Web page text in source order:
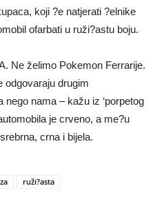
koji ?e natjerati ?elnike
ofarbati u ruži?astu boju.
Ne želimo Pokemon Ferrarije.
odgovaraju drugim
nama – kažu iz ‘porpetog
je crveno, a me?u
crna i bijela.
ruži?asta